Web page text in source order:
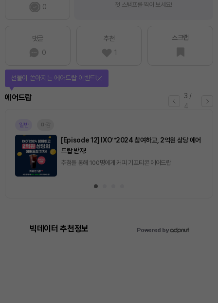
0
첫 스탬프를 찍어 보세요!
댓글
0
추천
1
스크랩
3 /
4
에어드랍
선물이 쏟아지는 에어드랍 이벤트!
일반 마감
[Episode 12] IXO™2024 참여하고, 2억원 상당 에어
드랍 받자!
추첨을 통해 100명에게 커피 기프티콘 에어드랍
빅데이터 추천정보